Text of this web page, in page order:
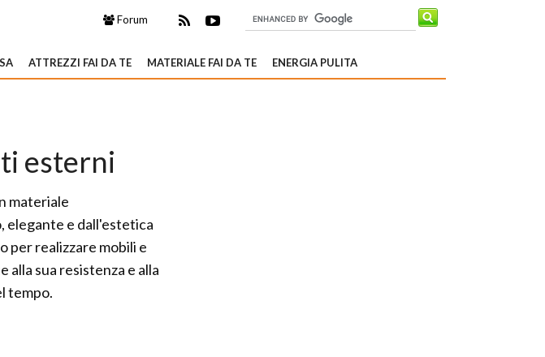
Forum
ATTREZZI FAI DA TE MATERIALE FAI DA TE ENERGIA PULITA
esterni
materiale
e dall'estetica
per realizzare mobili e
alla sua resistenza e alla
tempo.